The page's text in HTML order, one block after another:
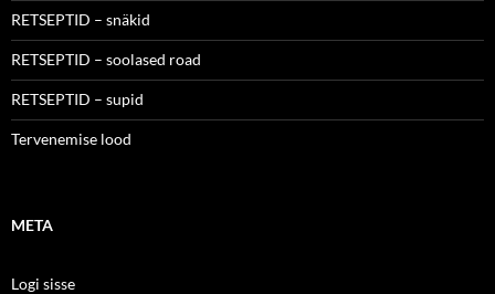
RETSEPTID – snäkid
RETSEPTID – soolased road
RETSEPTID – supid
Tervenemise lood
META
Logi sisse